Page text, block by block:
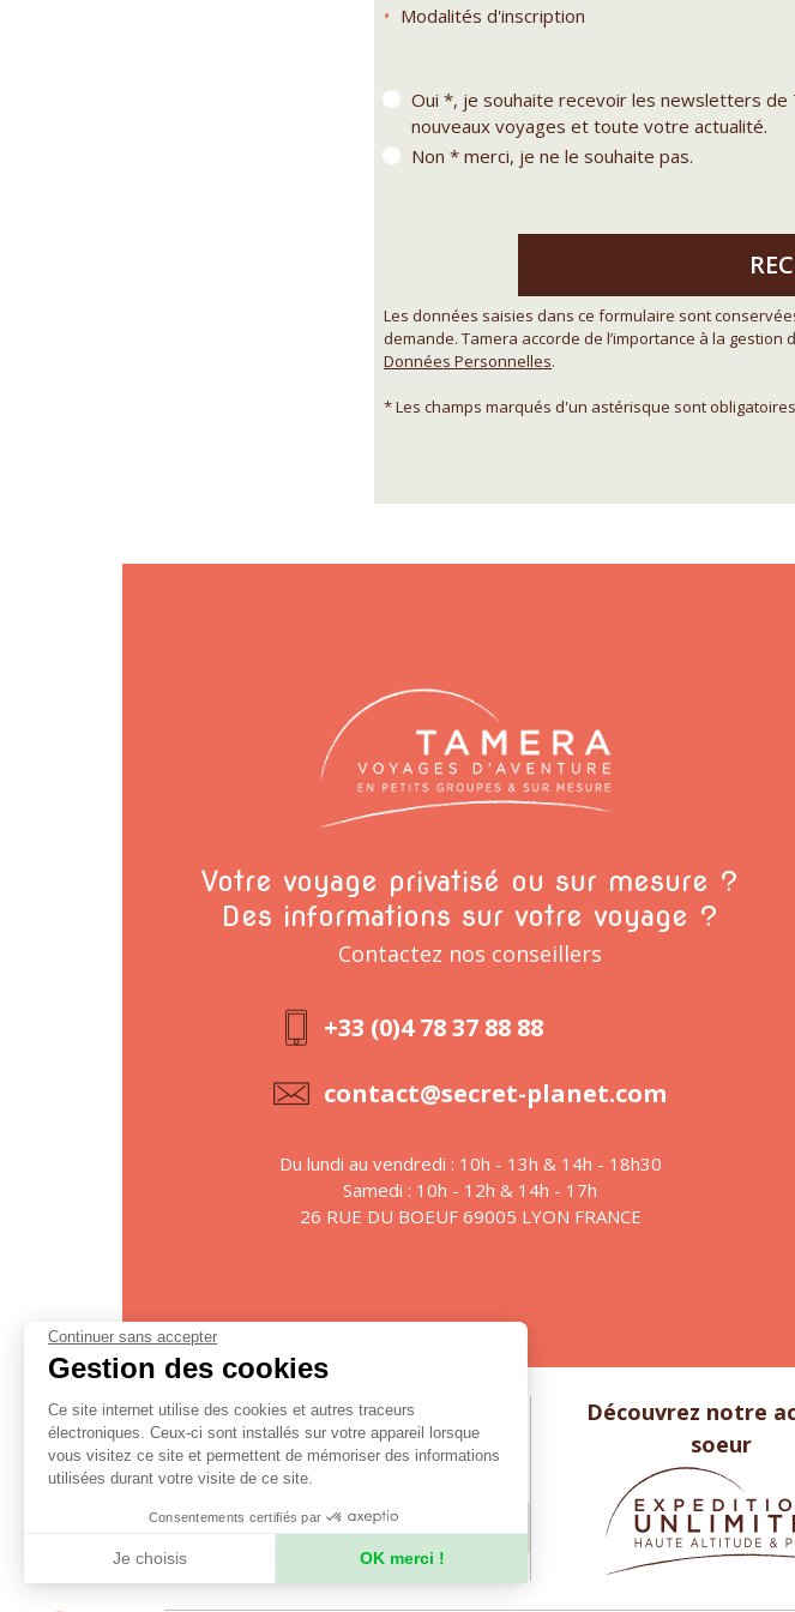
Modalités d'inscription
Oui *, je souhaite recevoir les newsletters
nouveaux voyages et toute votre actualité.
Non * merci, je ne le souhaite pas.
Les données saisies dans ce formulaire sont
demande. Tamera accorde de l’importance à la gestion
Données Personnelles.
* Les champs marqués d'un astérisque sont obligatoires
Votre voyage privatisé ou sur mesure ?
Des informations sur votre voyage ?
Contactez nos conseillers
+33 (0)4 78 37 88 88
contact@secret-planet.com
Du lundi au vendredi : 10h - 13h & 14h - 18h30
Samedi : 10h - 12h & 14h - 17h
26 RUE DU BOEUF 69005 LYON FRANCE
Suivez-nous
S'ABONNER À LA NEWSLETTER
Découvrez notre
soeur
Continuer sans accepter
Gestion des cookies
Ce site internet utilise des cookies et autres traceurs
électroniques. Ceux-ci sont installés sur votre appareil lorsque
vous visitez ce site et permettent de mémoriser des informations
utilisées durant votre visite de ce site.
Consentements certifiés par
Je choisis OK merci !